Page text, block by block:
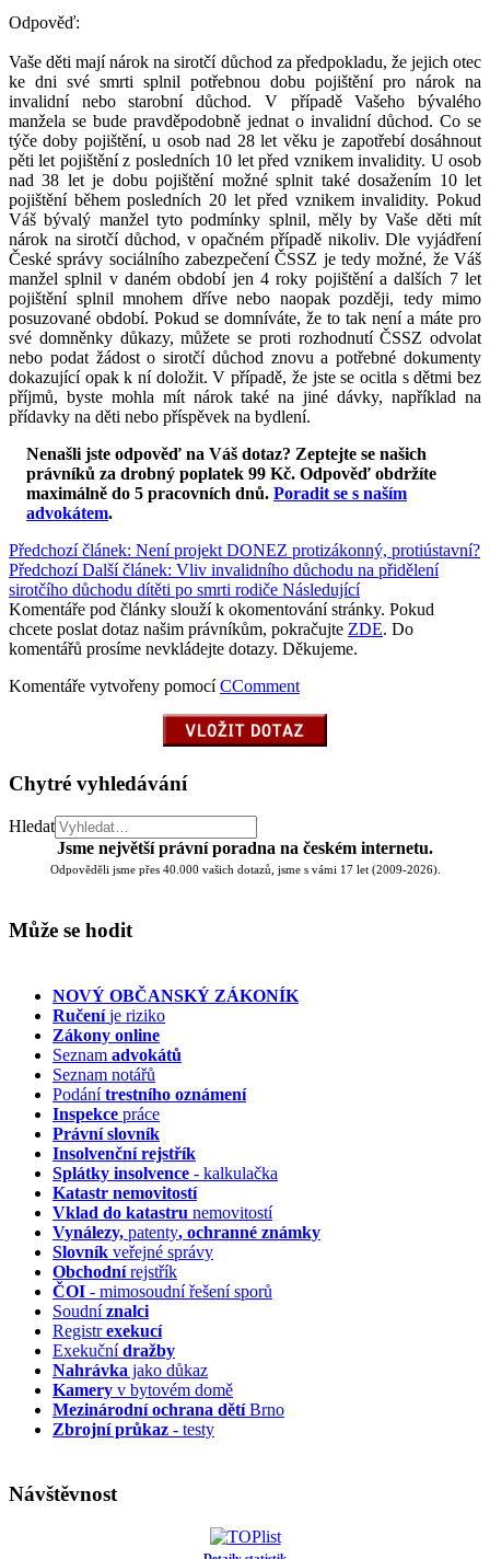
Odpověď:
Vaše děti mají nárok na sirotčí důchod za předpokladu, že jejich otec
ke dni své smrti splnil potřebnou dobu pojištění pro nárok na
invalidní nebo starobní důchod. V případě Vašeho bývalého
manžela se bude pravděpodobně jednat o invalidní důchod. Co se
týče doby pojištění, u osob nad 28 let věku je zapotřebí dosáhnout
pěti let pojištění z posledních 10 let před vznikem invalidity. U osob
nad 38 let je dobu pojištění možné splnit také dosažením 10 let
pojištění během posledních 20 let před vznikem invalidity. Pokud
Váš bývalý manžel tyto podmínky splnil, měly by Vaše děti mít
nárok na sirotčí důchod, v opačném případě nikoliv. Dle vyjádření
České správy sociálního zabezpečení ČSSZ je tedy možné, že Váš
manžel splnil v daném období jen 4 roky pojištění a dalších 7 let
pojištění splnil mnohem dříve nebo naopak později, tedy mimo
posuzované období. Pokud se domníváte, že to tak není a máte pro
své domněnky důkazy, můžete se proti rozhodnutí ČSSZ odvolat
nebo podat žádost o sirotčí důchod znovu a potřebné dokumenty
dokazující opak k ní doložit. V případě, že jste se ocitla s dětmi bez
příjmů, byste mohla mít nárok také na jiné dávky, například na
přídavky na děti nebo příspěvek na bydlení.
Nenašli jste odpověď na Váš dotaz? Zeptejte se našich
právníků za drobný poplatek 99 Kč. Odpověď obdržíte
maximálně do 5 pracovních dnů. Poradit se s naším
advokátem.
Předchozí článek: Není projekt DONEZ protizákonný, protiústavní?
Předchozí Další článek: Vliv invalidního důchodu na přidělení
sirotčího důchodu dítěti po smrti rodiče Následující
Komentáře pod články slouží k okomentování stránky. Pokud
chcete poslat dotaz našim právníkům, pokračujte ZDE. Do
komentářů prosíme nevkládejte dotazy. Děkujeme.
Komentáře vytvořeny pomocíCComment
Chytré vyhledávání
Hledat
Jsme největší právní poradna na českém internetu.
Odpověděli jsme přes 40.000 vašich dotazů, jsme s vámi 17 let (2009-2026).
Může se hodit
NOVÝ OBČANSKÝ ZÁKONÍK
Ručeníje riziko
Zákony online
Seznam advokátů
Seznam notářů
Podánítrestního oznámení
Inspekce práce
Právní slovník
Insolvenčnírejstřík
Splátky insolvence - kalkulačka
Katastr nemovitostí
Vklad do katastru nemovitostí
Vynálezy, patenty, ochranné známky
Slovník veřejné správy
Obchodnírejstřík
ČOI - mimosoudní řešení sporů
Soudníznalci
Registrexekucí
Exekučnídražby
Nahrávka jako důkaz
Kamery v bytovém domě
Mezinárodní ochrana dětíBrno
Zbrojní průkaz - testy
Návštěvnost